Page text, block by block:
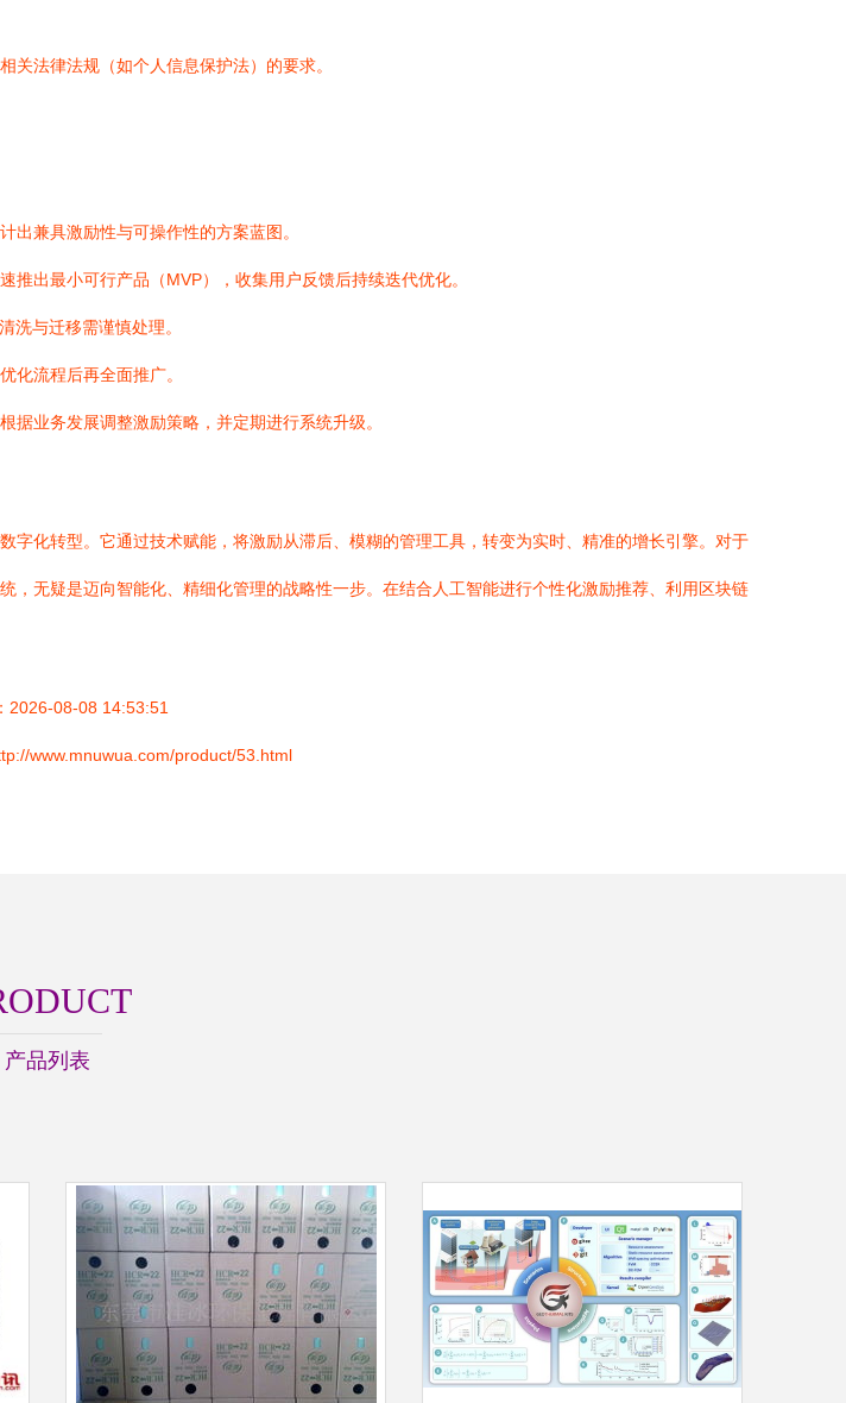
法律法规（如个人信息保护法）的要求。
出兼具激励性与可操作性的方案蓝图。
推出最小可行产品（MVP），收集用户反馈后持续迭代优化。
洗与迁移需谨慎处理。
化流程后再全面推广。
业务发展调整激励策略，并定期进行系统升级。
化转型。它通过技术赋能，将激励从滞后、模糊的管理工具，转变为实时、精准的增长引擎。对于
无疑是迈向智能化、精细化管理的战略性一步。在结合人工智能进行个性化激励推荐、利用区块链
2026-08-08 14:53:51
www.mnuwua.com/product/53.html
产品列表